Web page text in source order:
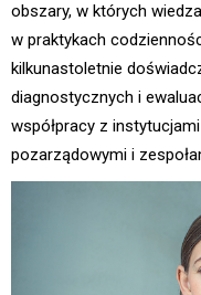
obszary, w których
w praktykach
kilkunastoletnie
diagnostycznych i
współpracy z
pozarządowymi i